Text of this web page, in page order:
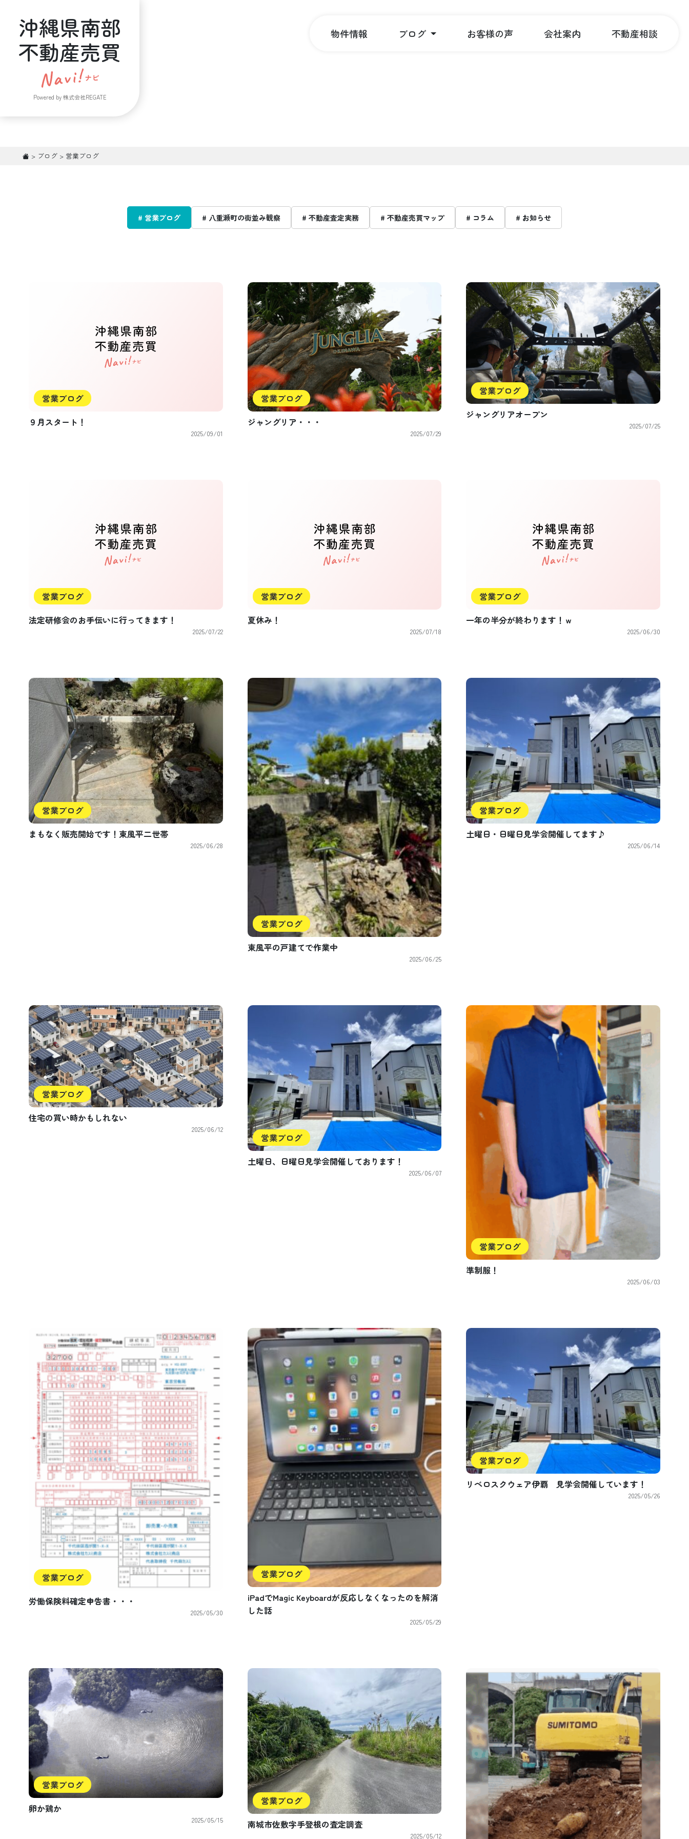
沖縄県南部
不動産売買
Powered by 株式会社REGATE
物件情報 ブログ お客様の声 会社案内 不動産相談
> ブログ > 営業ブログ
# 営業ブログ # 八重瀬町の街並み観察 # 不動産査定実務 # 不動産売買マップ # コラム # お知らせ
営業ブログ
９月スタート！
2025/09/01
営業ブログ
ジャングリア・・・
2025/07/29
営業ブログ
ジャングリアオープン
2025/07/25
営業ブログ
法定研修会のお手伝いに行ってきます！
2025/07/22
営業ブログ
夏休み！
2025/07/18
営業ブログ
一年の半分が終わります！ｗ
2025/06/30
営業ブログ
まもなく販売開始です！東風平二世帯
2025/06/28
営業ブログ
東風平の戸建てで作業中
2025/06/25
営業ブログ
土曜日・日曜日見学会開催してます♪
2025/06/14
営業ブログ
住宅の買い時かもしれない
2025/06/12
営業ブログ
土曜日、日曜日見学会開催しております！
2025/06/07
営業ブログ
準制服！
2025/06/03
営業ブログ
労働保険料確定申告書・・・
2025/05/30
営業ブログ
iPadでMagic Keyboardが反応しなくなったのを解消
した話
2025/05/29
営業ブログ
リベロスクウェア伊覇 見学会開催しています！
2025/05/26
営業ブログ
卵か鶏か
2025/05/15
営業ブログ
南城市佐敷字手登根の査定調査
2025/05/12